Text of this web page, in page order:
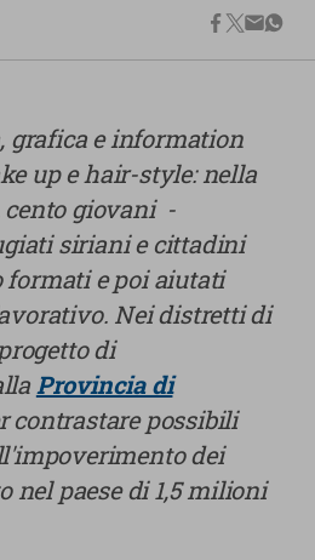
CARRELLO
facebook
twitter
email
grafica e information
up e hair-style: nella
cento giovani -
siriani e cittadini
formati e poi aiutati
Nei distretti di
di
Provincia di
contrastare possibili
dei
nel paese di 1,5 milioni